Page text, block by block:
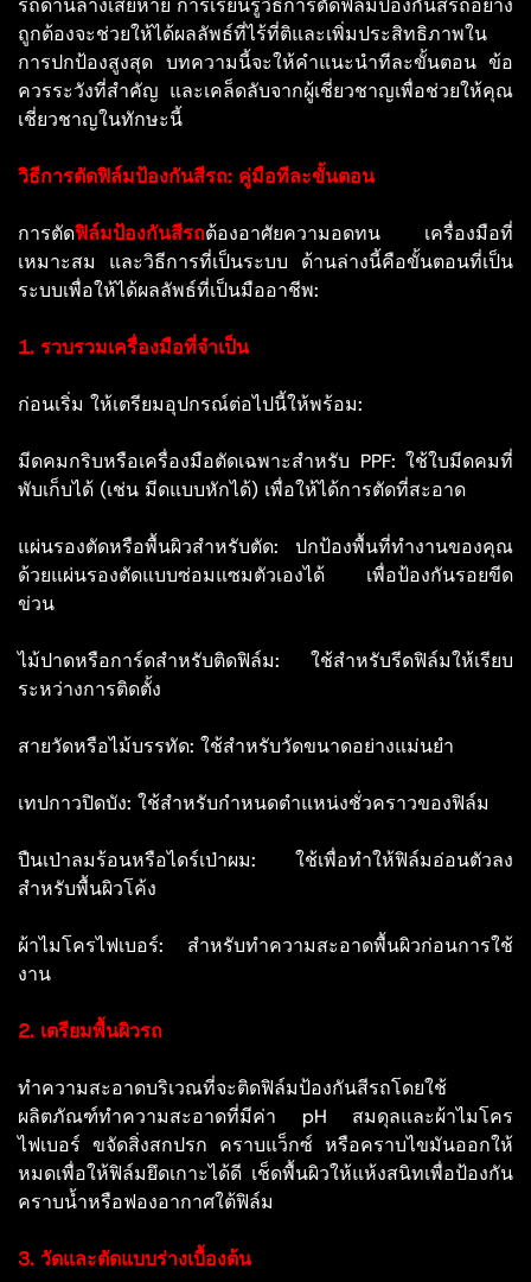
ถูกต้องจะช่วยให้ได้ผลลัพธ์ที่ไร้ที่ติและเพิ่มประสิทธิภาพใน
การปกป้องสูงสุด บทความนี้จะให้คำแนะนำทีละขั้นตอน ข้อ
ควรระวังที่สำคัญ และเคล็ดลับจากผู้เชี่ยวชาญเพื่อช่วยให้คุณ
เชี่ยวชาญในทักษะนี้
วิธีการตัดฟิล์มป้องกันสีรถ: คู่มือทีละขั้นตอน
การตัดฟิล์มป้องกันสีรถต้องอาศัยความอดทน เครื่องมือที่
เหมาะสม และวิธีการที่เป็นระบบ ด้านล่างนี้คือขั้นตอนที่เป็น
ระบบเพื่อให้ได้ผลลัพธ์ที่เป็นมืออาชีพ:
1. รวบรวมเครื่องมือที่จำเป็น
ก่อนเริ่ม ให้เตรียมอุปกรณ์ต่อไปนี้ให้พร้อม:
มีดคมกริบหรือเครื่องมือตัดเฉพาะสำหรับ PPF: ใช้ใบมีดคมที่
พับเก็บได้ (เช่น มีดแบบหักได้) เพื่อให้ได้การตัดที่สะอาด
แผ่นรองตัดหรือพื้นผิวสำหรับตัด: ปกป้องพื้นที่ทำงานของคุณ
ด้วยแผ่นรองตัดแบบซ่อมแซมตัวเองได้ เพื่อป้องกันรอยขีด
ข่วน
ไม้ปาดหรือการ์ดสำหรับติดฟิล์ม: ใช้สำหรับรีดฟิล์มให้เรียบ
ระหว่างการติดตั้ง
สายวัดหรือไม้บรรทัด: ใช้สำหรับวัดขนาดอย่างแม่นยำ
เทปกาวปิดบัง: ใช้สำหรับกำหนดตำแหน่งชั่วคราวของฟิล์ม
ปืนเป่าลมร้อนหรือไดร์เป่าผม: ใช้เพื่อทำให้ฟิล์มอ่อนตัวลง
สำหรับพื้นผิวโค้ง
ผ้าไมโครไฟเบอร์: สำหรับทำความสะอาดพื้นผิวก่อนการใช้
งาน
2. เตรียมพื้นผิวรถ
ทำความสะอาดบริเวณที่จะติดฟิล์มป้องกันสีรถโดยใช้
ผลิตภัณฑ์ทำความสะอาดที่มีค่า pH สมดุลและผ้าไมโคร
ไฟเบอร์ ขจัดสิ่งสกปรก คราบแว็กซ์ หรือคราบไขมันออกให้
หมดเพื่อให้ฟิล์มยึดเกาะได้ดี เช็ดพื้นผิวให้แห้งสนิทเพื่อป้องกัน
คราบน้ำหรือฟองอากาศใต้ฟิล์ม
3. วัดและตัดแบบร่างเบื้องต้น